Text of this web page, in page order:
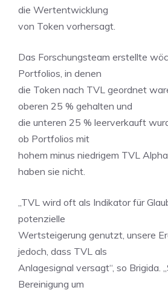
die Wertentwicklung
von Token vorhersagt.
Das Forschungsteam erstellte
Portfolios, in denen
die Token nach TVL geordnet
oberen 25 % gehalten und
die unteren 25 % leerverkauft
ob Portfolios mit
hohem minus niedrigem TVL
haben sie nicht.
„TVL wird oft als Indikator für
potenzielle
Wertsteigerung genutzt, unsere
jedoch, dass TVL als
Anlagesignal versagt“, so Brigida.
Bereinigung um